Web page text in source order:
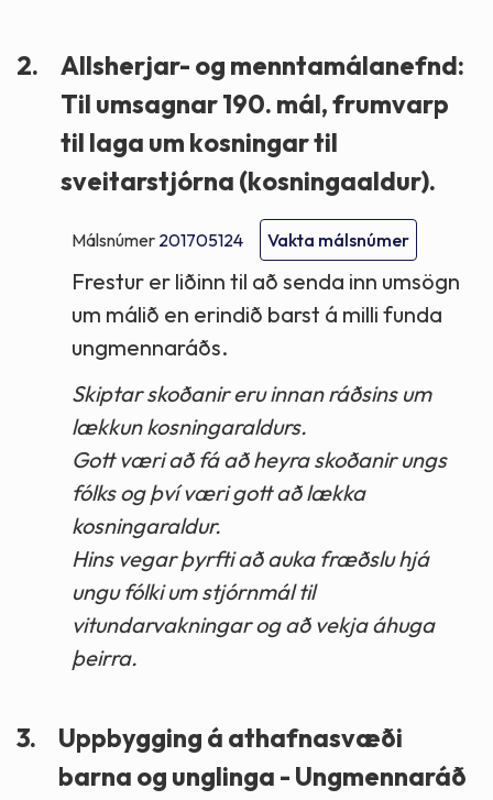
2.
Allsherjar- og menntamálanefnd:
Til umsagnar 190. mál, frumvarp
til laga um kosningar til
sveitarstjórna (kosningaaldur).
Málsnúmer 201705124 Vakta málsnúmer
Frestur er liðinn til að senda inn umsögn
um málið en erindið barst á milli funda
ungmennaráðs.
Skiptar skoðanir eru innan ráðsins um
lækkun kosningaraldurs.
Gott væri að fá að heyra skoðanir ungs
fólks og því væri gott að lækka
kosningaraldur.
Hins vegar þyrfti að auka fræðslu hjá
ungu fólki um stjórnmál til
vitundarvakningar og að vekja áhuga
þeirra.
3.
Uppbygging á athafnasvæði
barna og unglinga - Ungmennaráð